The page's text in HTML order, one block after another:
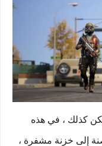
كذلك ، في هذه
إلى خزنة مشفرة ،